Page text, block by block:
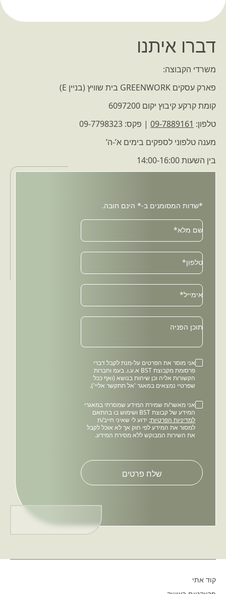
דברו איתנו
משרדי הקבוצה:
פארק עסקים GREENWORK בית שוויץ (בניין E)
קומת קרקע קיבוץ יקום 6097200
טלפון: 09-7889161 | פקס: 09-7798323
מענה טלפוני לספקים בימים א’-ה’
בין השעות 14:00-16:00
*שדות המסומנים ב-* הינם חובה.
שם מלא*
טלפון*
Email
אימייל*
תוכן הפניה
אני מוסר את הפרטים על-מנת לקבל דברי
פרסומת מקבוצת BST א.ע.ו. בעמ וחברות
הקשורות אליה וכן שיחות בנושא (ואף ככל
שפרטיי נמצאים במאגר 'אל תתקשר אליי').
אני מאשר/ת שמירת המידע שמסרתי במאגרי
המידע של קבוצת BST ושימוש בו בהתאם
למדיניות הפרטיות; ידוע לי שאיני חייב/ת
למסור את המידע לפי חוק אך לא אוכל לקבל
את השירות המבוקש ללא מסירת המידע.
leave
this
קוד אתי